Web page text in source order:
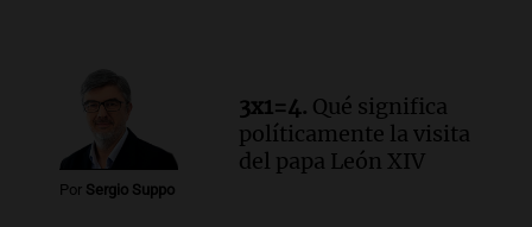
Por Sergio Suppo
3x1=4. Qué significa
políticamente la visita
del papa León XIV